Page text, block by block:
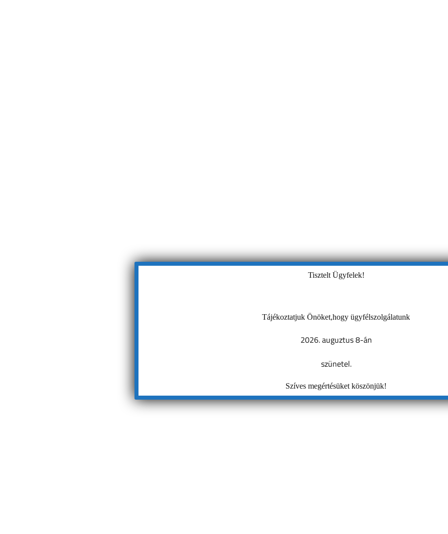
Tisztelt Ügyfelek!
Tájékoztatjuk Önöket,hogy ügyfélszolgálatunk
2026. auguztus 8-án
szünetel.
Szíves megértésüket köszönjük!